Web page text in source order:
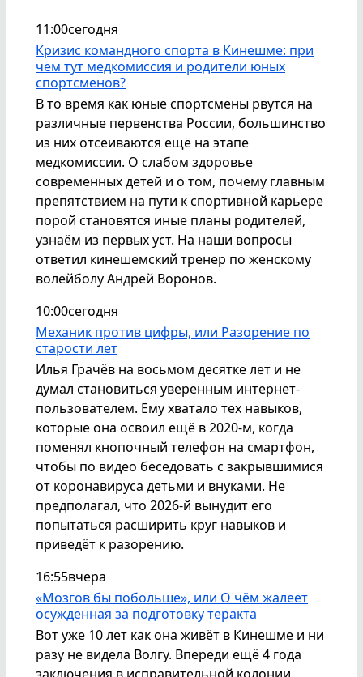
11:00сегодня
Кризис командного спорта в Кинешме: при
чём тут медкомиссия и родители юных
спортсменов?
В то время как юные спортсмены рвутся на
различные первенства России, большинство
из них отсеиваются ещё на этапе
медкомиссии. О слабом здоровье
современных детей и о том, почему главным
препятствием на пути к спортивной карьере
порой становятся иные планы родителей,
узнаём из первых уст. На наши вопросы
ответил кинешемский тренер по женскому
волейболу Андрей Воронов.
10:00сегодня
Механик против цифры, или Разорение по
старости лет
Илья Грачёв на восьмом десятке лет и не
думал становиться уверенным интернет-
пользователем. Ему хватало тех навыков,
которые она освоил ещё в 2020-м, когда
поменял кнопочный телефон на смартфон,
чтобы по видео беседовать с закрывшимися
от коронавируса детьми и внуками. Не
предполагал, что 2026-й вынудит его
попытаться расширить круг навыков и
приведёт к разорению.
16:55вчера
«Мозгов бы побольше», или О чём жалеет
осужденная за подготовку теракта
Вот уже 10 лет как она живёт в Кинешме и ни
разу не видела Волгу. Впереди ещё 4 года
заключения в исправительной колонии.